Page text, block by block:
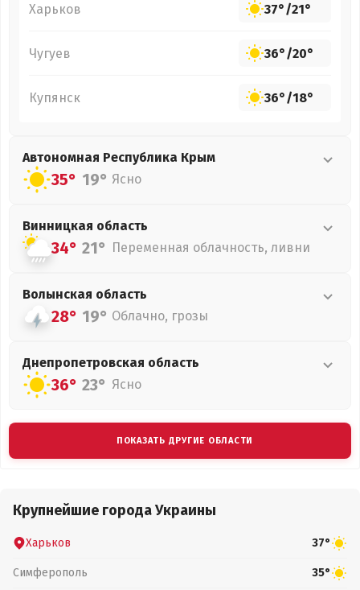
Харьков 37°/21°
Чугуев 36°/20°
Купянск 36°/18°
Автономная Республика Крым
35° 19° Ясно
Винницкая область
34° 21° Переменная облачность, ливни
Волынская область
28° 19° Облачно, грозы
Днепропетровская область
36° 23° Ясно
ПОКАЗАТЬ ДРУГИЕ ОБЛАСТИ
Крупнейшие города Украины
Харьков 37°
Симферополь 35°